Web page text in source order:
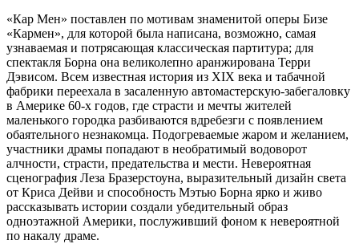
«Кар Мен» поставлен по мотивам знаменитой оперы Бизе
«Кармен», для которой была написана, возможно, самая
узнаваемая и потрясающая классическая партитура; для
спектакля Борна она великолепно аранжирована Терри
Дэвисом. Всем известная история из XIX века и табачной
фабрики переехала в засаленную автомастерскую-забегаловку
в Америке 60-х годов, где страсти и мечты жителей
маленького городка разбиваются вдребезги с появлением
обаятельного незнакомца. Подогреваемые жаром и желанием,
участники драмы попадают в необратимый водоворот
алчности, страсти, предательства и мести. Невероятная
сценография Леза Бразерстоуна, выразительный дизайн света
от Криса Дейви и способность Мэтью Борна ярко и живо
рассказывать истории создали убедительный образ
одноэтажной Америки, послуживший фоном к невероятной
по накалу драме.